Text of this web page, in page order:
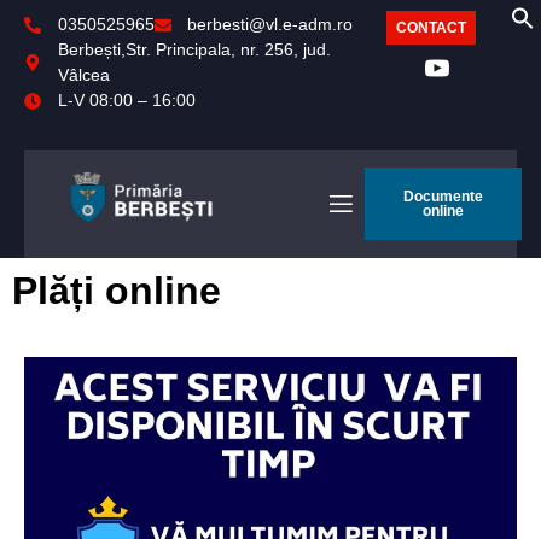
0350525965
berbesti@vl.e-adm.ro
Berbești,Str. Principala, nr. 256, jud.
Vâlcea
L-V 08:00 – 16:00
CONTACT
Documente
online
Plăți online